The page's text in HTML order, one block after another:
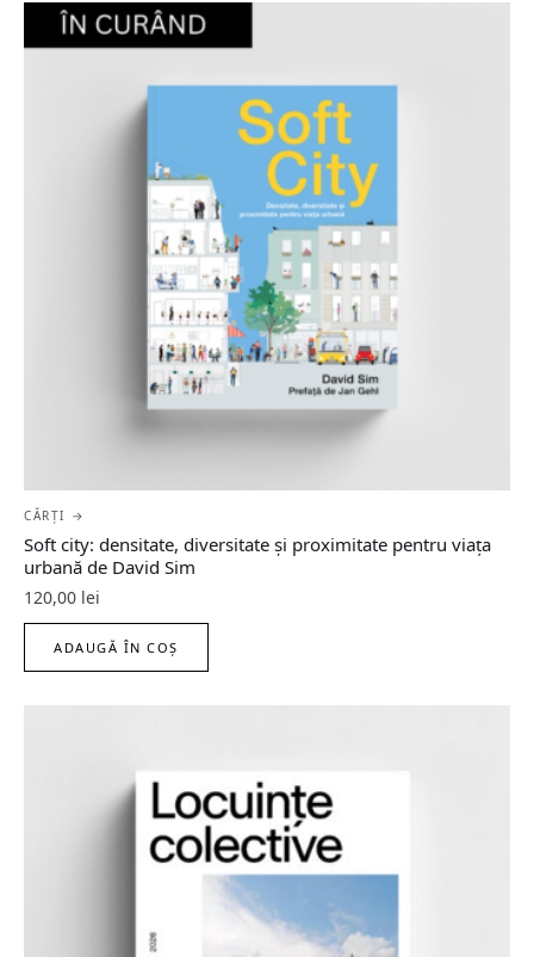
CĂRȚI →
Soft city: densitate, diversitate şi proximitate pentru viaţa
urbană de David Sim
120,00 lei
ADAUGĂ ÎN COȘ